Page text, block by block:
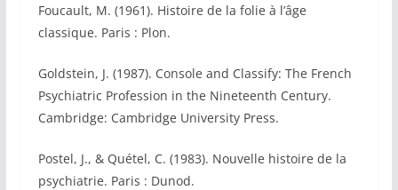
Foucault, M. (1961). Histoire de la folie à l’âge
classique. Paris : Plon.
Goldstein, J. (1987). Console and Classify: The French
Psychiatric Profession in the Nineteenth Century.
Cambridge: Cambridge University Press.
Postel, J., & Quétel, C. (1983). Nouvelle histoire de la
psychiatrie. Paris : Dunod.